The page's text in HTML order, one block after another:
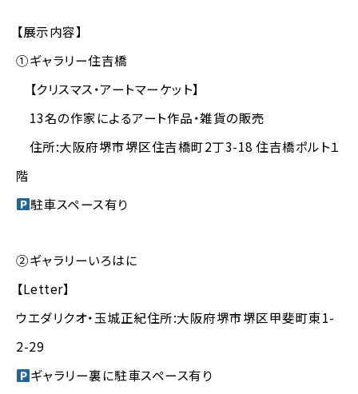
【展示内容】
①ギャラリー住吉橋
【クリスマス・アートマーケット】
13名の作家によるアート作品・雑貨の販売
住所:大阪府堺市堺区住吉橋町2丁3-18 住吉橋ポルト１
階
駐車スペース有り
②ギャラリーいろはに
【Letter】
ウエダリクオ・玉城正紀住所:大阪府堺市堺区甲斐町東1-
2-29
ギャラリー裏に駐車スペース有り